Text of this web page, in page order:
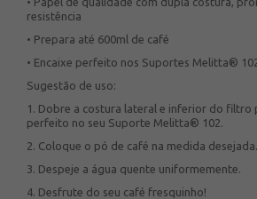
resistência
• Prepara até 600ml de café
• Encaixe perfeito nos Suportes Melitta®
Sugestão de uso:
1. Dobre a costura lateral e inferior do filtro
perfeito no seu Suporte Melitta® 102.
2. Coloque o pó de café na medida desejada.
3. Despeje a água quente uniformemente.
4. Desfrute do seu café fresquinho!